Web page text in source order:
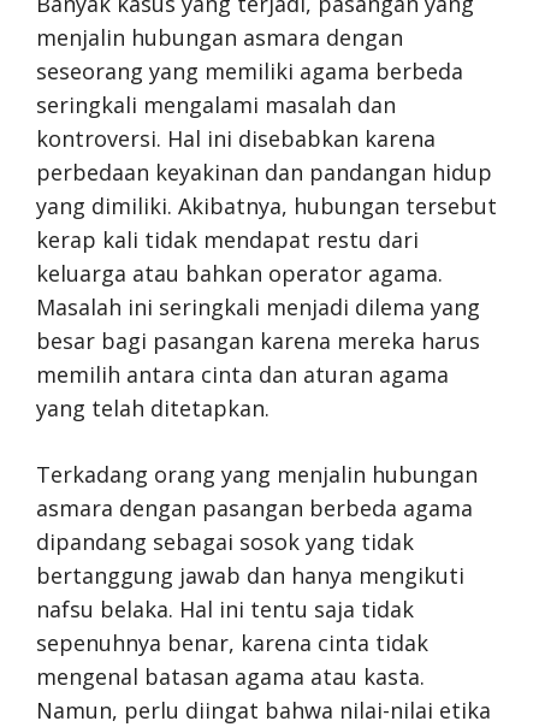
menjalin hubungan asmara dengan
seseorang yang memiliki agama berbeda
seringkali mengalami masalah dan
kontroversi. Hal ini disebabkan karena
perbedaan keyakinan dan pandangan hidup
yang dimiliki. Akibatnya, hubungan tersebut
kerap kali tidak mendapat restu dari
keluarga atau bahkan operator agama.
Masalah ini seringkali menjadi dilema yang
besar bagi pasangan karena mereka harus
memilih antara cinta dan aturan agama
yang telah ditetapkan.
Terkadang orang yang menjalin hubungan
asmara dengan pasangan berbeda agama
dipandang sebagai sosok yang tidak
bertanggung jawab dan hanya mengikuti
nafsu belaka. Hal ini tentu saja tidak
sepenuhnya benar, karena cinta tidak
mengenal batasan agama atau kasta.
Namun, perlu diingat bahwa nilai-nilai etika